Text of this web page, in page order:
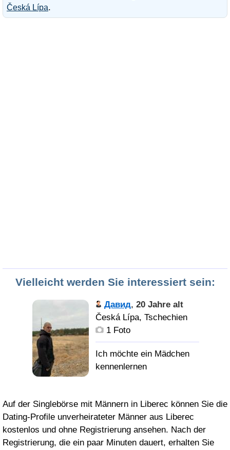
Česká Lípa.
Vielleicht werden Sie interessiert sein:
Давид, 20 Jahre alt
Česká Lípa, Tschechien
1 Foto
Auf der Singlebörse mit Männern in Liberec können Sie die
Dating-Profile unverheirateter Männer aus Liberec
kostenlos und ohne Registrierung ansehen. Nach der
Registrierung, die ein paar Minuten dauert, erhalten Sie